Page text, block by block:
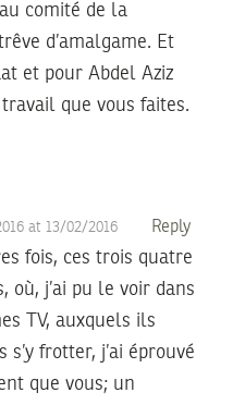
comité de la
d’amalgame. Et
et pour Abdel Aziz
que vous faites.
at 13/02/2016 Reply
fois, ces trois quatre
où, j’ai pu le voir dans
TV, auxquels ils
frotter, j’ai éprouvé
que vous; un